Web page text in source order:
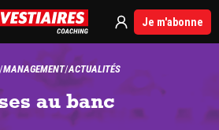
Je m'abonne
MANAGEMENT ACTUALITÉS
au banc